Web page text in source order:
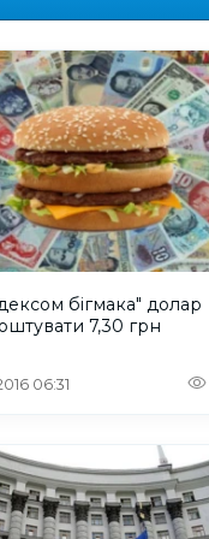
бігмака" долар
7,30 грн
06:31